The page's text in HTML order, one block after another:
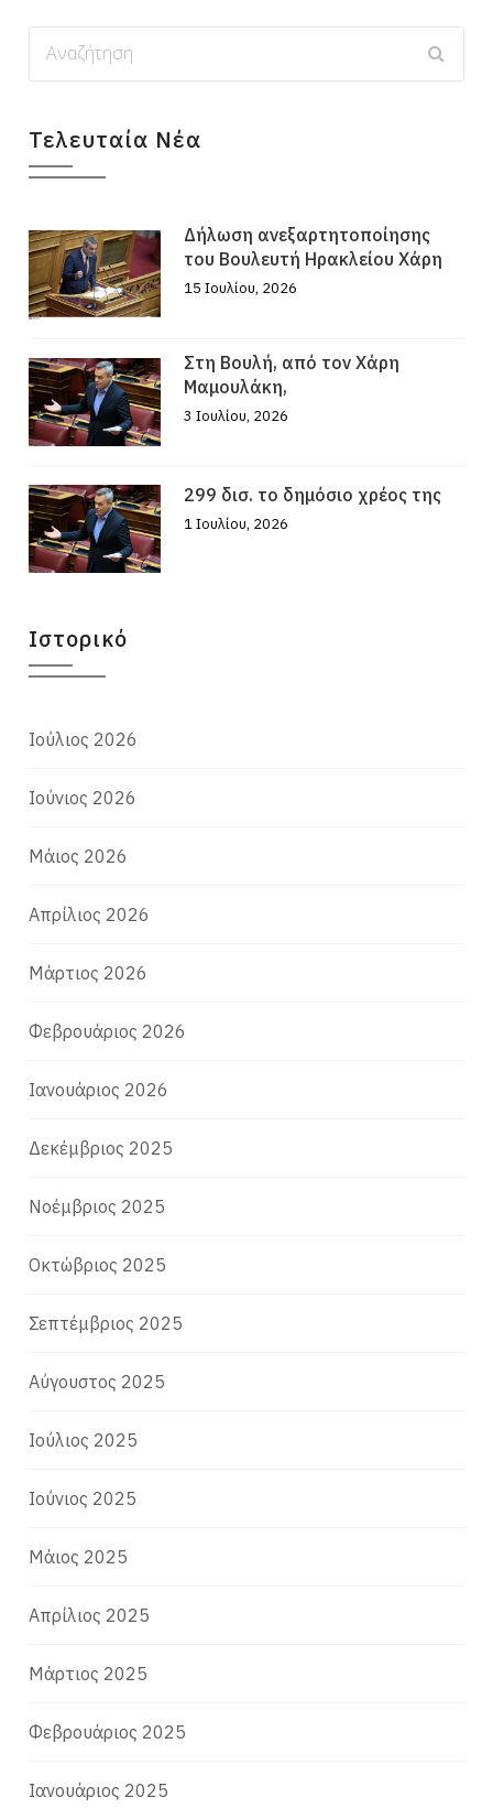
Τελευταία Νέα
Δήλωση ανεξαρτητοποίησης
του Βουλευτή Ηρακλείου Χάρη
15 Ιουλίου, 2026
Στη Βουλή, από τον Χάρη
Μαμουλάκη,
3 Ιουλίου, 2026
299 δισ. το δημόσιο χρέος της
1 Ιουλίου, 2026
Ιστορικό
Ιούλιος 2026
Ιούνιος 2026
Μάιος 2026
Απρίλιος 2026
Μάρτιος 2026
Φεβρουάριος 2026
Ιανουάριος 2026
Δεκέμβριος 2025
Νοέμβριος 2025
Οκτώβριος 2025
Σεπτέμβριος 2025
Αύγουστος 2025
Ιούλιος 2025
Ιούνιος 2025
Μάιος 2025
Απρίλιος 2025
Μάρτιος 2025
Φεβρουάριος 2025
Ιανουάριος 2025